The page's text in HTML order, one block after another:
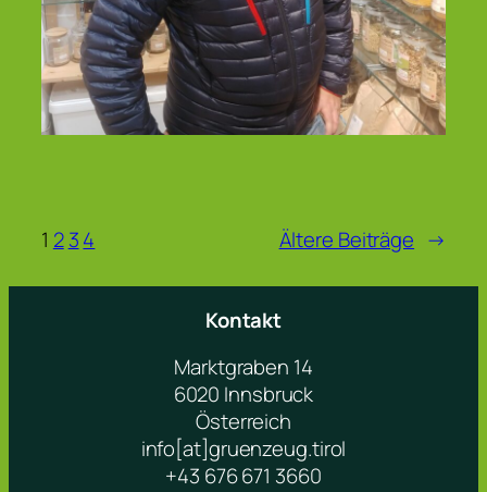
1 2 34 Ältere Beiträge →
Kontakt
Marktgraben 14
6020 Innsbruck
Österreich
info[at]gruenzeug.tirol
+43 676 671 3660